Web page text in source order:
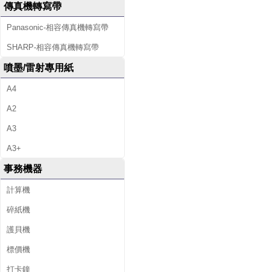
傳真機轉寫帶
Panasonic-相容傳真機轉寫帶
SHARP-相容傳真機轉寫帶
噴墨/雷射專用紙
A4
A2
A3
A3+
事務機器
計算機
碎紙機
護貝機
標價機
打卡鐘